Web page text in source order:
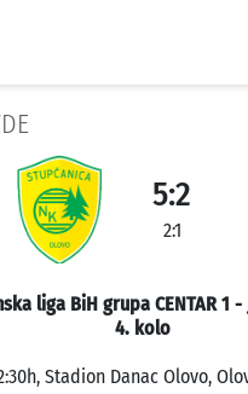
5:2
2:1
liga BiH grupa CENTAR 1
4. kolo
Stadion Danac Olovo,